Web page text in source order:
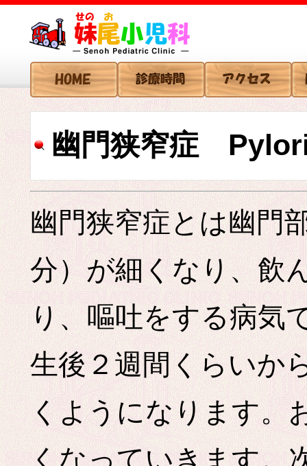
幽門狭窄症
幽門狭窄症とは幽門
分）が細くなり、飲
り、嘔吐をする病気
生後２週間くらいか
くようになります。
くなっていきます。